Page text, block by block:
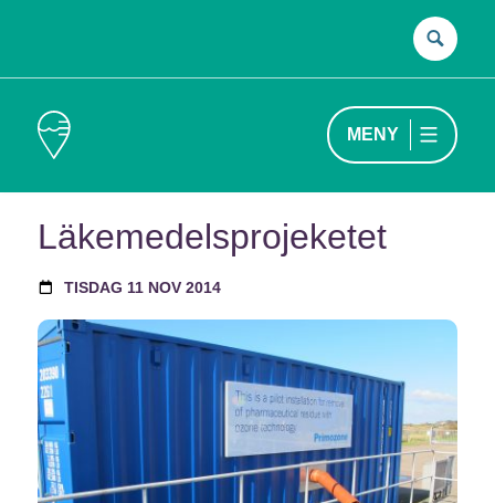
Sök
MENY
Läkemedelsprojeketet
TISDAG 11 NOV 2014